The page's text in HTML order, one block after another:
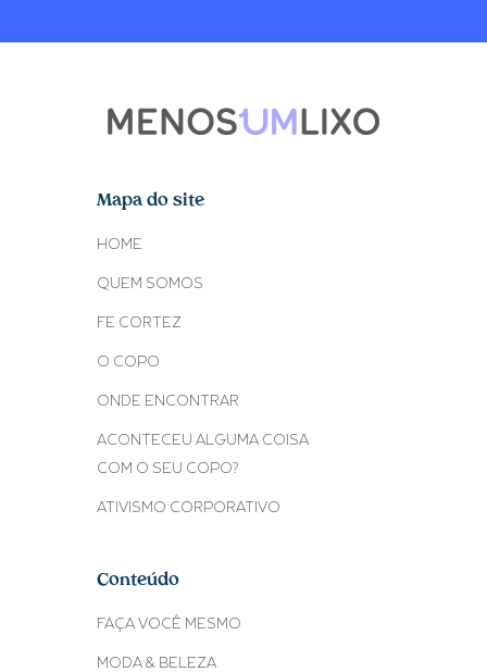
Mapa do site
HOME
QUEM SOMOS
FE CORTEZ
O COPO
ONDE ENCONTRAR
ACONTECEU ALGUMA COISA
COM O SEU COPO?
ATIVISMO CORPORATIVO
Conteúdo
FAÇA VOCÊ MESMO
MODA & BELEZA